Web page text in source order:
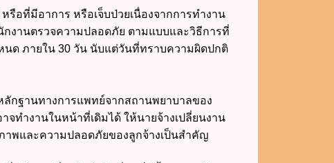
รือที่มีอาการ หรือเจ็บป่วยเนื่องจากการทำงาน
งานตรวจความปลอดภัย ตามแบบและวิธีการที่
นด ภายใน 30 วัน นับแต่วันที่ทราบความผิดปกติ
ลักฐานทางการแพทย์จากสถานพยาบาลของ
ทำงานในหน้าที่เดิมได้ ให้นายจ้างเปลี่ยนงาน
พและความปลอดภัยของลูกจ้างเป็นสำคัญ